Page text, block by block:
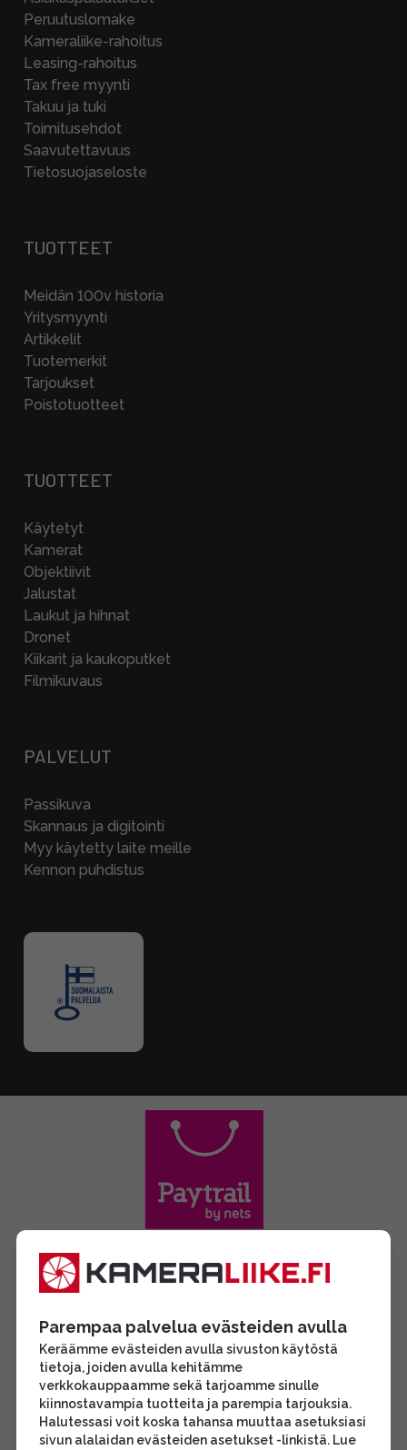
Peruutuslomake
Kameraliike-rahoitus
Leasing-rahoitus
Tax free myynti
Takuu ja tuki
Toimitusehdot
Saavutettavuus
Tietosuojaseloste
TUOTTEET
Meidän 100v historia
Yritysmyynti
Artikkelit
Tuotemerkit
Tarjoukset
Poistotuotteet
TUOTTEET
Käytetyt
Kamerat
Objektiivit
Jalustat
Laukut ja hihnat
Dronet
Kiikarit ja kaukoputket
Filmikuvaus
PALVELUT
Passikuva
Skannaus ja digitointi
Myy käytetty laite meille
Kennon puhdistus
Parempaa palvelua evästeiden avulla
Keräämme evästeiden avulla sivuston käytöstä
tietoja, joiden avulla kehitämme
verkkokauppaamme sekä tarjoamme sinulle
kiinnostavampia tuotteita ja parempia tarjouksia.
Halutessasi voit koska tahansa muuttaa asetuksiasi
sivun alalaidan evästeiden asetukset -linkistä. Lue